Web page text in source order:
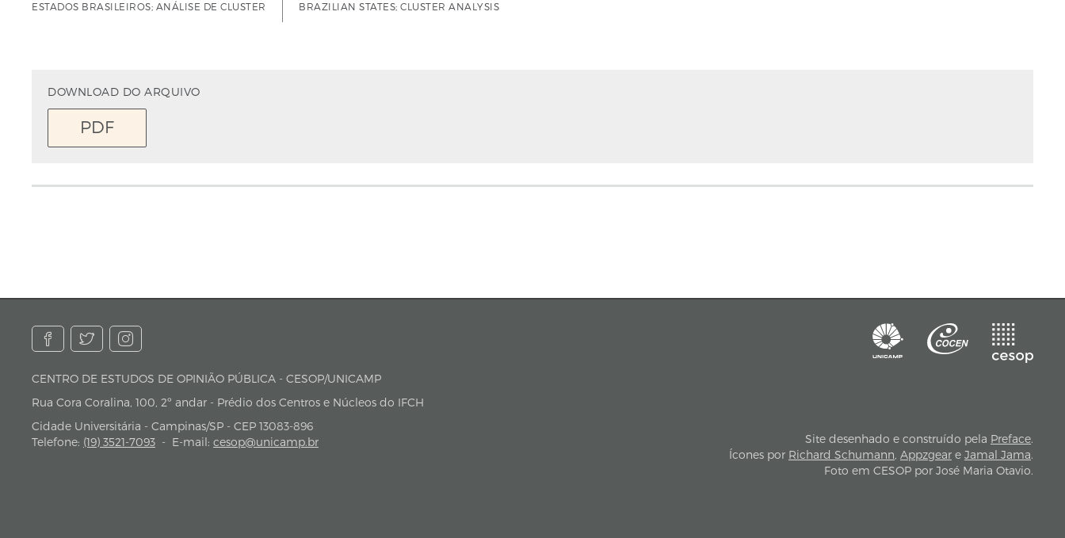
ESTADOS BRASILEIROS; ANÁLISE DE CLUSTER
BRAZILIAN STATES; CLUSTER ANALYSIS
DOWNLOAD DO ARQUIVO
PDF
endereço
CENTRO DE ESTUDOS DE OPINIÃO PÚBLICA - CESOP/UNICAMP
Rua Cora Coralina, 100, 2º andar - Prédio dos Centros e Núcleos do IFCH
Cidade Universitária - Campinas/SP - CEP 13083-896
Telefone: (19) 3521-7093 - E-mail: cesop@unicamp.br Site desenhado e construído pela Preface.
Ícones por Richard Schumann, Appzgeare Jamal Jama.
Foto em CESOP por José Maria Otavio.